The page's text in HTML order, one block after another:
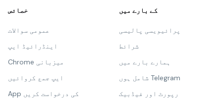
خصائص
عمومی سوالات
اینڈرائیڈ ایپ
Chrome میزبانی
ایپ جمع کروائیں
App کی درخواست کریں
کے بارے میں
پرائیویسی پالیسی
شرائط
ہمارے بارے میں
شامل ہوں Telegram
رپورٹ اور فیڈبیک